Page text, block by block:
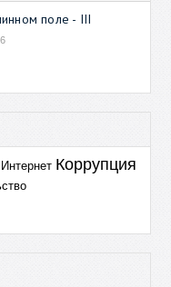
поле - III
Интернет Коррупция